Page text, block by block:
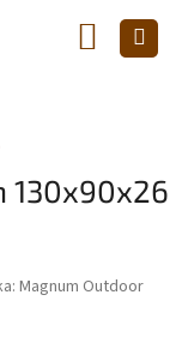
KOŠÍK
130x90x26
Magnum Outdoor